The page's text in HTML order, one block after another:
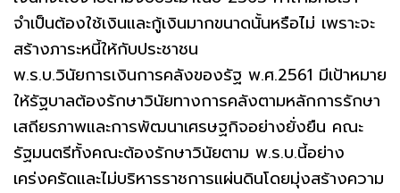
จำเป็นต้องใช้เงินและกู้เงินมากขนาดนั้นหรือไม่ เพราะจะ
สร้างภาระหนี้ให้กับประชาชน
พ.ร.บ.วินัยการเงินการคลังของรัฐ พ.ศ.2561 มีเป้าหมาย
ให้รัฐบาลต้องรักษาวินัยทางการคลังตามหลักการรักษา
เสถียรภาพและการพัฒนาเศรษฐกิจอย่างยั่งยืน คณะ
รัฐมนตรีทั้งคณะต้องรักษาวินัยตาม พ.ร.บ.นี้อย่าง
เคร่งครัดและไม่บริหารราชการแผ่นดินโดยมุ่งสร้างความ